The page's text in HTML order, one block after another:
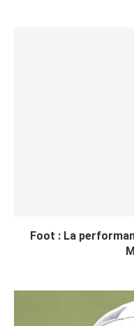
Foot : La